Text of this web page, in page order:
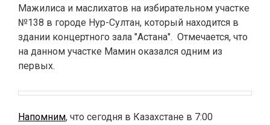
Мажилиса и маслихатов на избирательном участке
№138 в городе Нур-Султан, который находится в
здании концертного зала "Астана". Отмечается, что
на данном участке Мамин оказался одним из
первых.
Напомним, что сегодня в Казахстане в 7:00